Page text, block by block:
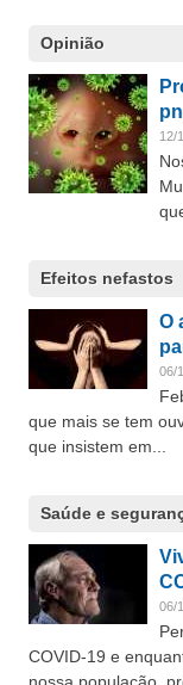
Opinião
12/
Efeitos nefastos
O
06/
que mais se tem
que insistem em...
Saúde e
06/
COVID-19 e